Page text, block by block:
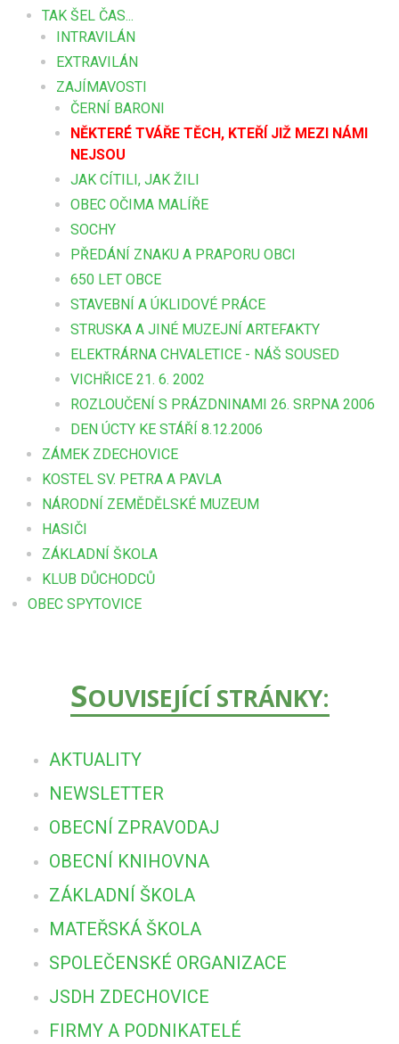
TAK ŠEL ČAS...
INTRAVILÁN
EXTRAVILÁN
ZAJÍMAVOSTI
ČERNÍ BARONI
NĚKTERÉ TVÁŘE TĚCH, KTEŘÍ JIŽ MEZI NÁMI
NEJSOU
JAK CÍTILI, JAK ŽILI
OBEC OČIMA MALÍŘE
SOCHY
PŘEDÁNÍ ZNAKU A PRAPORU OBCI
650 LET OBCE
STAVEBNÍ A ÚKLIDOVÉ PRÁCE
STRUSKA A JINÉ MUZEJNÍ ARTEFAKTY
ELEKTRÁRNA CHVALETICE - NÁŠ SOUSED
VICHŘICE 21. 6. 2002
ROZLOUČENÍ S PRÁZDNINAMI 26. SRPNA 2006
DEN ÚCTY KE STÁŘÍ 8.12.2006
ZÁMEK ZDECHOVICE
KOSTEL SV. PETRA A PAVLA
NÁRODNÍ ZEMĚDĚLSKÉ MUZEUM
HASIČI
ZÁKLADNÍ ŠKOLA
KLUB DŮCHODCŮ
OBEC SPYTOVICE
SOUVISEJÍCÍ STRÁNKY:
AKTUALITY
NEWSLETTER
OBECNÍ ZPRAVODAJ
OBECNÍ KNIHOVNA
ZÁKLADNÍ ŠKOLA
MATEŘSKÁ ŠKOLA
SPOLEČENSKÉ ORGANIZACE
JSDH ZDECHOVICE
FIRMY A PODNIKATELÉ